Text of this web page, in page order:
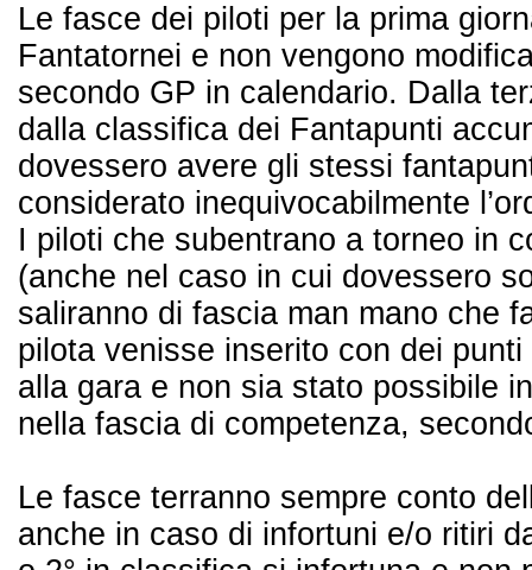
Le fasce dei piloti per la prima
Fantatornei e non vengono
secondo GP in calendario. Dalla
dalla classifica dei Fantapunti
dovessero avere gli stessi
considerato inequivocabilmente
I piloti che subentrano a torneo in
(anche nel caso in cui dovessero
saliranno di fascia man mano che
pilota venisse inserito con dei
alla gara e non sia stato possibile
nella fascia di competenza,
Le fasce terranno sempre conto
anche in caso di infortuni e/o ritiri